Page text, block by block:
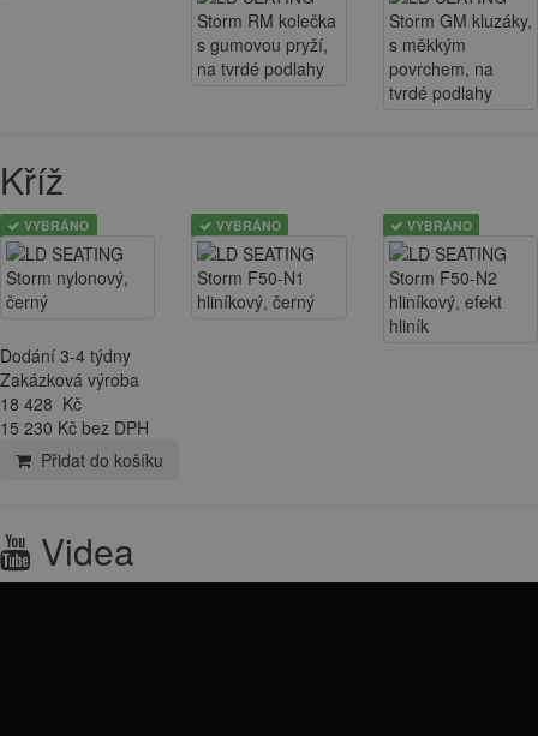
Kříž
VYBRÁNO VYBRÁNO VYBRÁNO
Dodání 3-4 týdny
Zakázková výroba
18 428 Kč
15 230 Kč bez DPH
Přidat do košíku
Videa